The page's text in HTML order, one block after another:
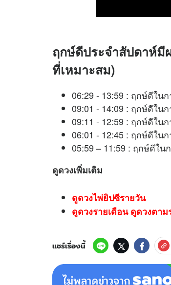
ฤกษ์ดีประจำสัปดาห์มี
ที่เหมาะสม)
06:29 - 13:59 : ฤกษ์ดีใน
09:01 - 14:09 : ฤกษ์ดีใน
09:11 - 12:59 : ฤกษ์ดีใ
06:01 - 12:45 : ฤกษ์ดีใ
05:59 – 11:59 : ฤกษ์ดีใน
ดูดวงเพิ่มเติม
ดูดวงไพ่ยิปซีรายวัน
ดูดวงรายเดือน ดูดวงตา
แชร์เรื่องนี้